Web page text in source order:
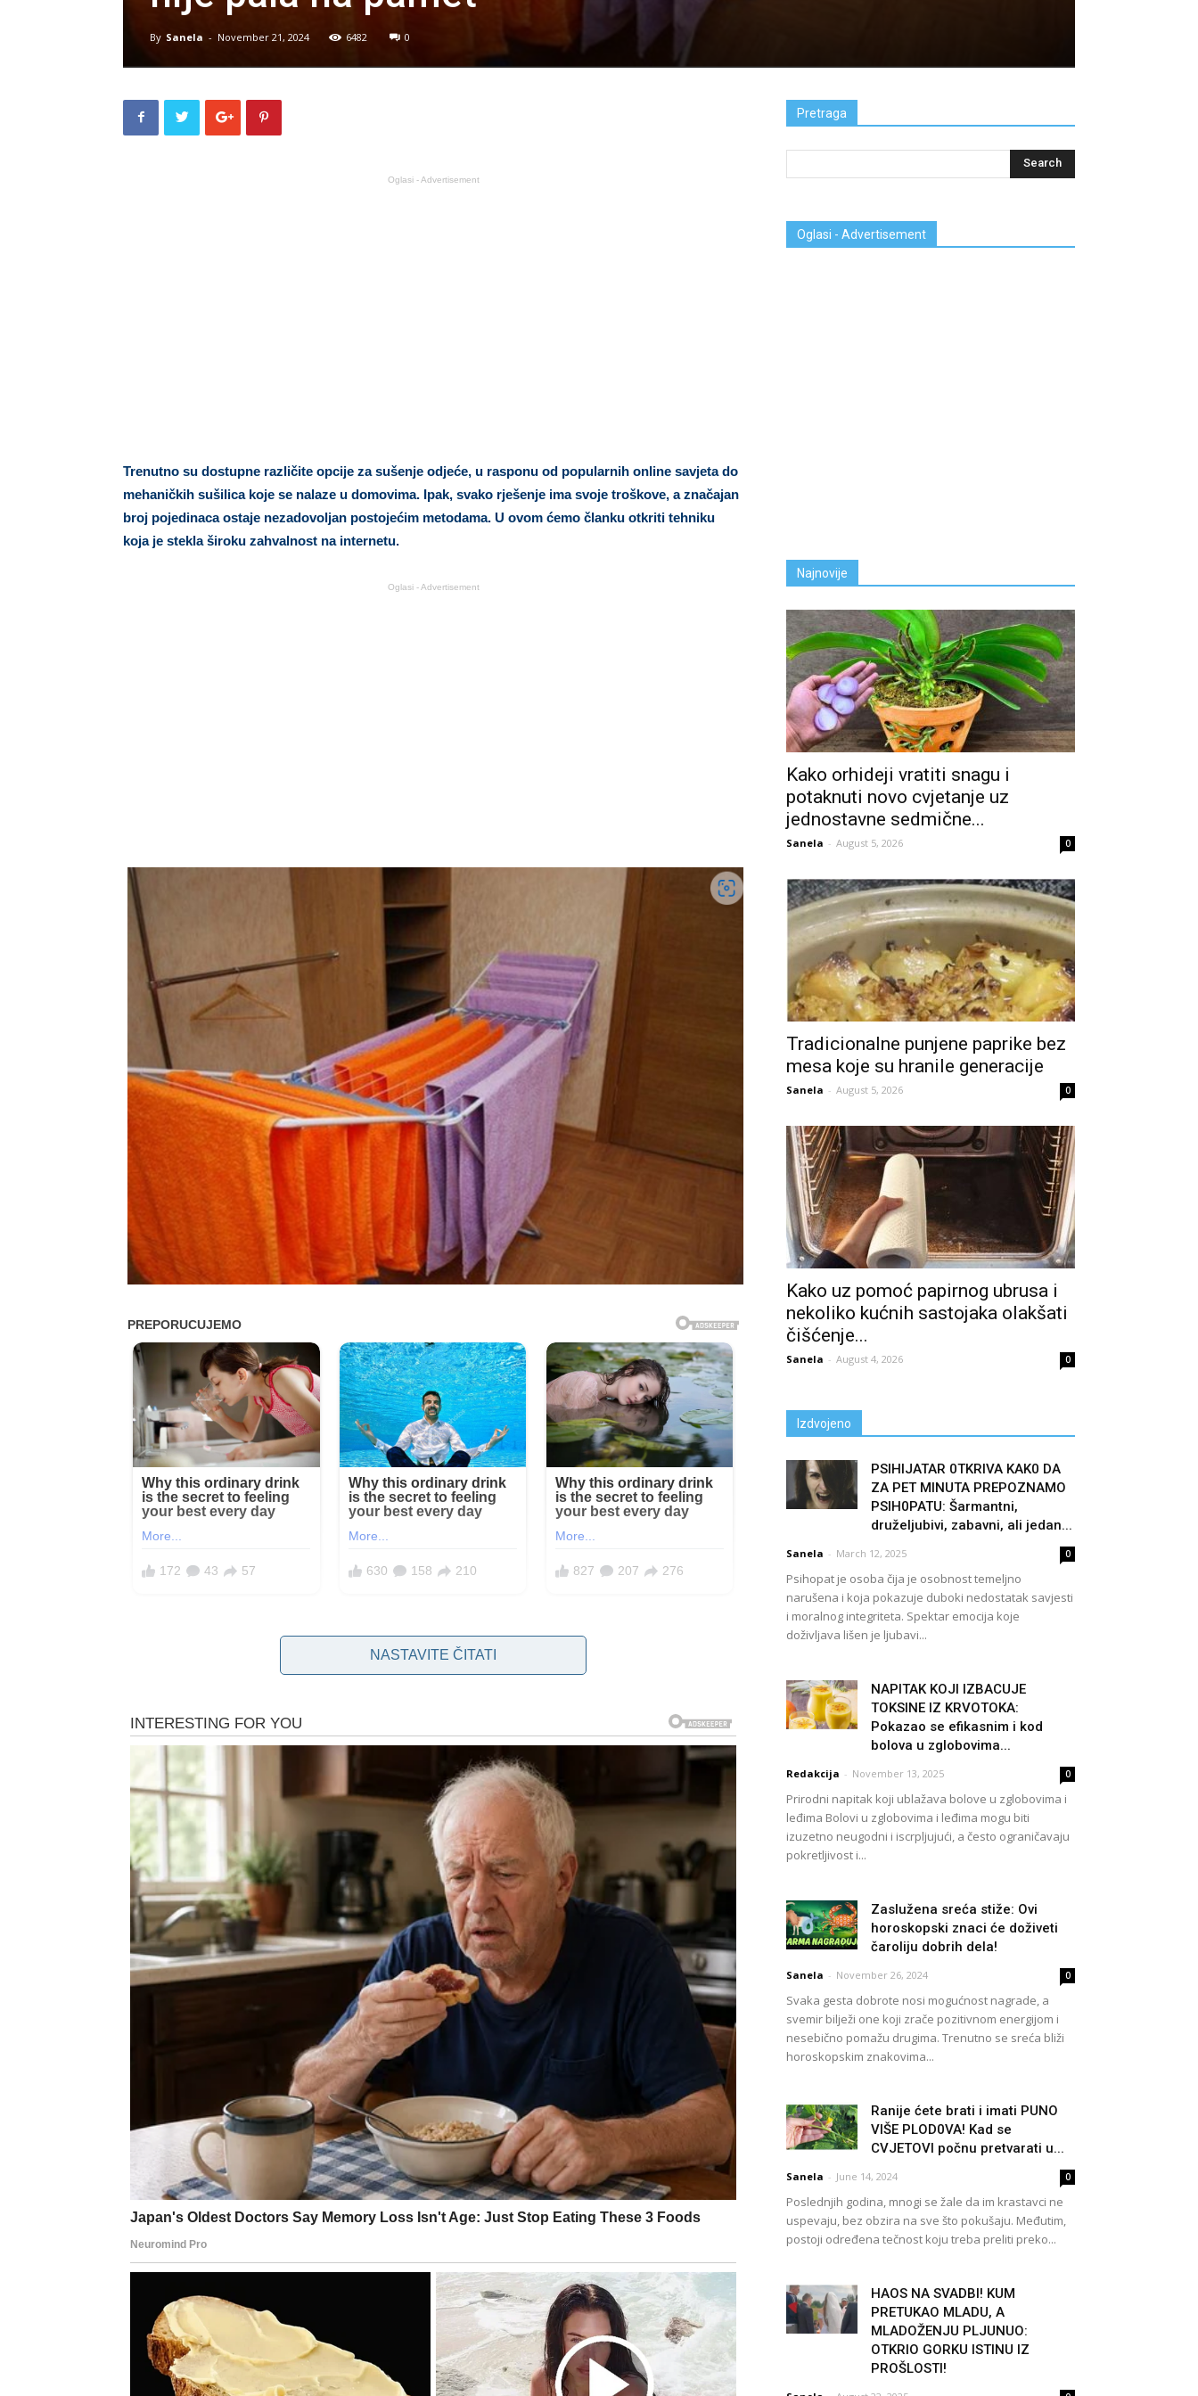
By Sanela - November 21, 2024 6482 0
Oglasi - Advertisement
Trenutno su dostupne različite opcije za sušenje odjeće, u rasponu od popularnih online savjeta do
mehaničkih sušilica koje se nalaze u domovima. Ipak, svako rješenje ima svoje troškove, a značajan
broj pojedinaca ostaje nezadovoljan postojećim metodama. U ovom ćemo članku otkriti tehniku ​​
koja je stekla široku zahvalnost na internetu.
Oglasi - Advertisement
Za učinkovito sušenje rublja mnogi se pojedinci odlučuju za sušilice, bilo u stanu ili na otvorenom.
Nedavno je korisnik Reddita predstavio inovativnu tehniku ​​sušenja odjeće koja je izazvala pozornost i
Umjesto da se oslanjaju na konvencionalnu tehniku ​​vješanja odjeće na žice ili kablove, pojedinci su
koristili jedinstveni pristup paralelnog slaganja odjeće uz pomoć štipaljki. Prikazana slika ilustrira
pametnu tehniku ​​za osiguravanje pravilnog poravnanja odjeće, sprječavajući bilo kakvo
preklapanje. Kako biste povećali učinkovitost, možete povećati kapacitet sušilice do maksimuma,
omogućujući vam da sušite više rublja istovremeno.
Ovaj pristup ne samo da štedi prostor, već također jamči da su svi predmeti uredno organizirani,
promičući optimalnu cirkulaciju zraka oko svakog odjevnog predmeta. Opće je poznato da je ova
tehnika bila vrlo učinkovita, osobito kada se radi o manjim predmetima poput košulja, majica kratkih
rukava i suknji. Učinkovito i praktično sušenje ovih odjevnih predmeta ovisi o njihovom pravilnom
rasporedu.
NASTAVITE ČITATI
Pretraga
Oglasi - Advertisement
Najnovije
Kako orhideji vratiti snagu i
potaknuti novo cvjetanje uz
jednostavne sedmične...
Sanela - August 5, 2026 0
Tradicionalne punjene paprike bez
mesa koje su hranile generacije
Sanela - August 5, 2026 0
Kako uz pomoć papirnog ubrusa i
nekoliko kućnih sastojaka olakšati
čišćenje...
Sanela - August 4, 2026 0
Izdvojeno
PSIHIJATAR 0TKRIVA KAK0 DA
ZA PET MINUTA PREPOZNAMO
PSIH0PATU: Šarmantni,
druželjubivi, zabavni, ali jedan...
Sanela - March 12, 2025 0
Psihopat je osoba čija je osobnost temeljno
narušena i koja pokazuje duboki nedostatak savjesti
i moralnog integriteta. Spektar emocija koje
doživljava lišen je ljubavi...
NAPITAK KOJI IZBACUJE
TOKSINE IZ KRVOTOKA:
Pokazao se efikasnim i kod
bolova u zglobovima...
Redakcija - November 13, 2025 0
Prirodni napitak koji ublažava bolove u zglobovima i
leđima Bolovi u zglobovima i leđima mogu biti
izuzetno neugodni i iscrpljujući, a često ograničavaju
pokretljivost i...
Zaslužena sreća stiže: Ovi
horoskopski znaci će doživeti
čaroliju dobrih dela!
Sanela - November 26, 2024 0
Svaka gesta dobrote nosi mogućnost nagrade, a
svemir bilježi one koji zrače pozitivnom energijom i
nesebično pomažu drugima. Trenutno se sreća bliži
horoskopskim znakovima...
Ranije ćete brati i imati PUNO
VIŠE PLOD0VA! Kad se
CVJETOVI počnu pretvarati u...
Sanela - June 14, 2024 0
Poslednjih godina, mnogi se žale da im krastavci ne
uspevaju, bez obzira na sve što pokušaju. Međutim,
postoji određena tečnost koju treba preliti preko...
HAOS NA SVADBI! KUM
PRETUKAO MLADU, A
MLADOŽENJU PLJUNUO:
OTKRIO GORKU ISTINU IZ
PROŠLOSTI!